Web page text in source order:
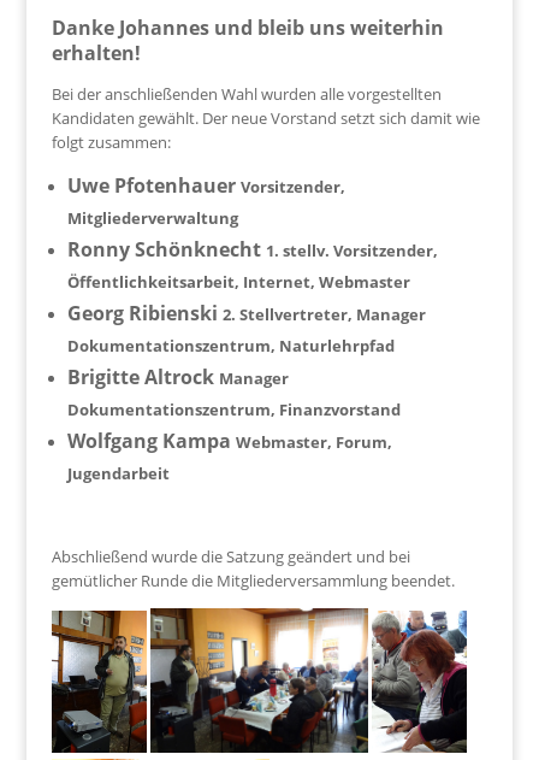
Danke Johannes und bleib uns weiterhin
erhalten!
Bei der anschließenden Wahl wurden alle vorgestellten
Kandidaten gewählt. Der neue Vorstand setzt sich damit wie
folgt zusammen:
Uwe Pfotenhauer Vorsitzender,
Mitgliederverwaltung
Ronny Schönknecht 1. stellv. Vorsitzender,
Öffentlichkeitsarbeit, Internet, Webmaster
Georg Ribienski 2. Stellvertreter, Manager
Dokumentationszentrum, Naturlehrpfad
Brigitte Altrock Manager
Dokumentationszentrum, Finanzvorstand
Wolfgang Kampa Webmaster, Forum,
Jugendarbeit
Abschließend wurde die Satzung geändert und bei
gemütlicher Runde die Mitgliederversammlung beendet.